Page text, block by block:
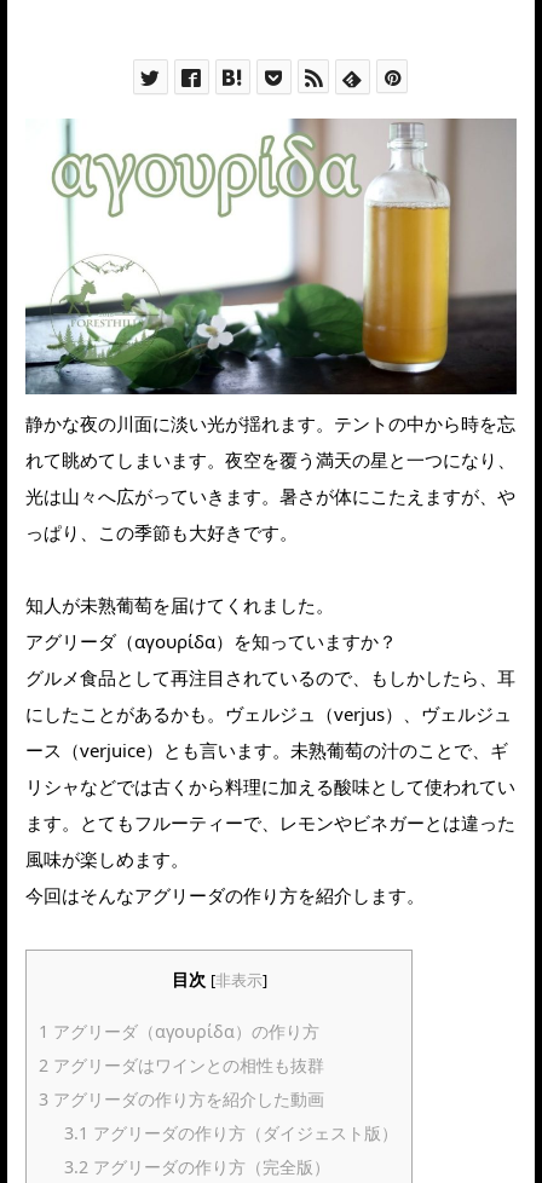
静かな夜の川面に淡い光が揺れます。テントの中から時を忘
れて眺めてしまいます。夜空を覆う満天の星と一つになり、
光は山々へ広がっていきます。暑さが体にこたえますが、や
っぱり、この季節も大好きです。
知人が未熟葡萄を届けてくれました。
アグリーダ（αγουρίδα）を知っていますか？
グルメ食品として再注目されているので、もしかしたら、耳
にしたことがあるかも。ヴェルジュ（verjus）、ヴェルジュ
ース（verjuice）とも言います。未熟葡萄の汁のことで、ギ
リシャなどでは古くから料理に加える酸味として使われてい
ます。とてもフルーティーで、レモンやビネガーとは違った
風味が楽しめます。
今回はそんなアグリーダの作り方を紹介します。
目次 [非表示]
1 アグリーダ（αγουρίδα）の作り方
2 アグリーダはワインとの相性も抜群
3 アグリーダの作り方を紹介した動画
3.1 アグリーダの作り方（ダイジェスト版）
3.2 アグリーダの作り方（完全版）